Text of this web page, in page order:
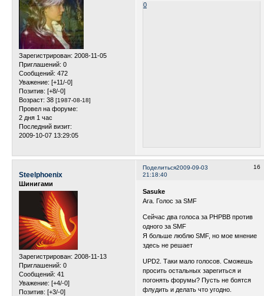
Зарегистрирован: 2008-11-05
Приглашений: 0
Сообщений: 472
Уважение: [+11/-0]
Позитив: [+8/-0]
Возраст: 38 [1987-08-18]
Провел на форуме:
2 дня 1 час
Последний визит:
2009-10-07 13:29:05
0
Поделиться 16
2009-09-03
21:18:40
Steelphoenix
Шинигами
Зарегистрирован: 2008-11-13
Приглашений: 0
Сообщений: 41
Уважение: [+4/-0]
Позитив: [+3/-0]
Sasuke
Ага. Голос за SMF
Сейчас два голоса за PHPBB против
одного за SMF
Я больше люблю SMF, но мое мнение
здесь не решает
UPD2. Таки мало голосов. Сможешь
просить остальных зарегиться и
погонять форумы? Пусть не боятся
флудить и делать что угодно.